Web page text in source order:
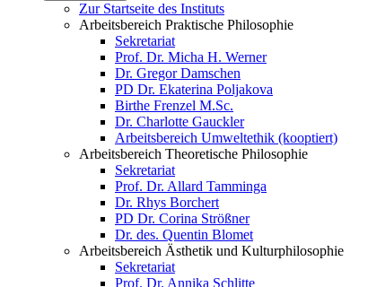
Zur Startseite des Instituts
Arbeitsbereich Praktische Philosophie
Sekretariat
Prof. Dr. Micha H. Werner
Dr. Gregor Damschen
PD Dr. Ekaterina Poljakova
Birthe Frenzel M.Sc.
Dr. Charlotte Gauckler
Arbeitsbereich Umweltethik (kooptiert)
Arbeitsbereich Theoretische Philosophie
Sekretariat
Prof. Dr. Allard Tamminga
Dr. Rhys Borchert
PD Dr. Corina Strößner
Dr. des. Quentin Blomet
Arbeitsbereich Ästhetik und Kulturphilosophie
Sekretariat
Prof. Dr. Annika Schlitte